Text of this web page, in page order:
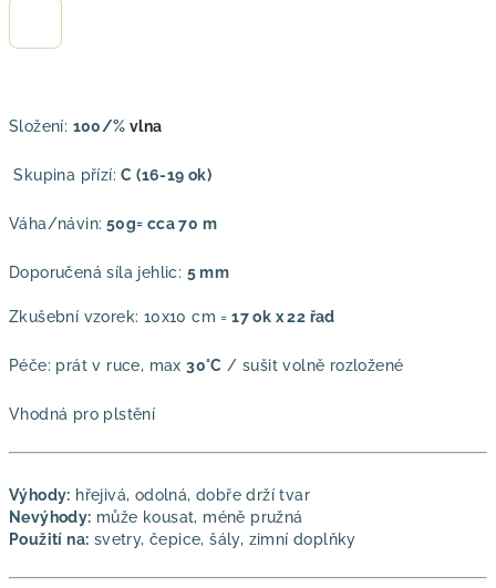
Složení: 100/%vlna
Skupina přízí:C (16-19 ok)
Váha/návin: 50g= cca 70 m
Doporučená síla jehlic: 5 mm
Zkušební vzorek: 10x10 cm = 17 ok x 22 řad
Péče: prát v ruce, max30°C / sušit volně rozložené
Vhodná pro plstění
Výhody: hřejivá, odolná, dobře drží tvar
Nevýhody: může kousat, méně pružná
Použití na: svetry, čepice, šály, zimní doplňky